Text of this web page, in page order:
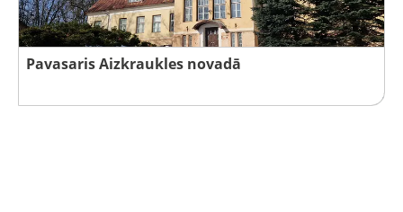
Pavasaris Aizkraukles novadā